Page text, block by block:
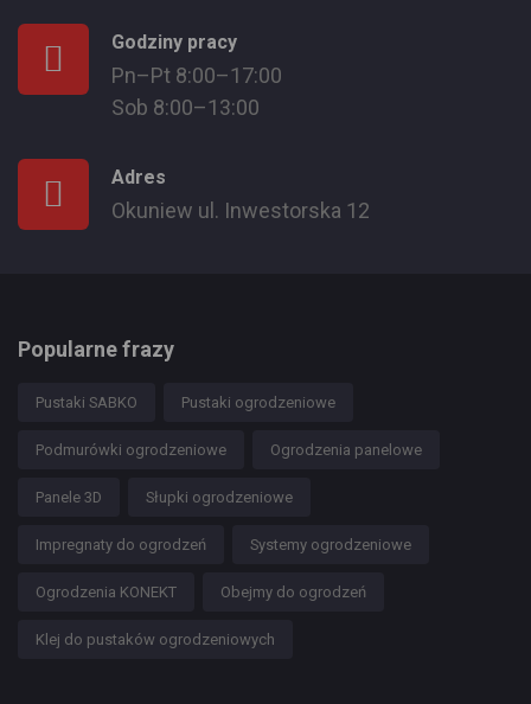
Godziny pracy
Pn–Pt 8:00–17:00
Sob 8:00–13:00
Adres
Okuniew ul. Inwestorska 12
Popularne frazy
Pustaki SABKO Pustaki ogrodzeniowe
Podmurówki ogrodzeniowe Ogrodzenia panelowe
Panele 3D Słupki ogrodzeniowe
Impregnaty do ogrodzeń Systemy ogrodzeniowe
Ogrodzenia KONEKT Obejmy do ogrodzeń
Klej do pustaków ogrodzeniowych